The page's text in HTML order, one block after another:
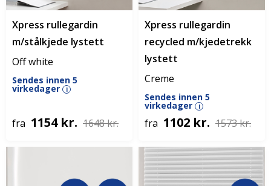
Xpress rullegardin
m/stålkjede lystett
Off white
Sendes innen 5
virkedager i
fra 1154 kr. 1648 kr.
Xpress rullegardin
recycled m/kjedetrekk
lystett
Creme
Sendes innen 5
virkedager i
fra 1102 kr. 1573 kr.